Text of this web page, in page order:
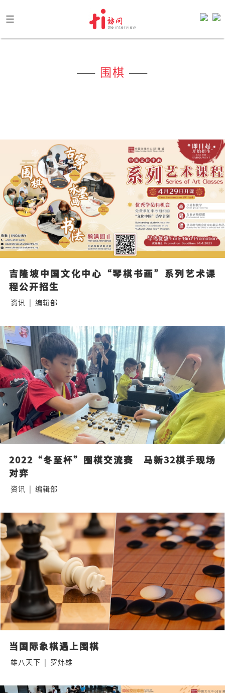
to
content
—— 围棋 ——
吉隆坡中国文化中心“琴棋书画”系列艺术课
程公开招生
资讯 | 编辑部
2022“冬至杯”围棋交流赛　马新32棋手现场
对弈
资讯 | 编辑部
当国际象棋遇上围棋
雄八天下 | 罗炜雄